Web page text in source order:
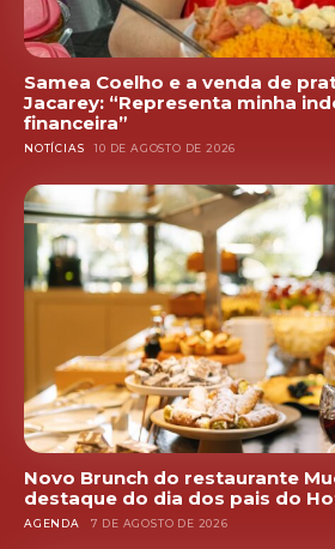
Samea Coelho e a venda de
Jacarey: “Representa minha
financeira”
NOTÍCIAS 10 DE AGOSTO DE 2026
Novo Brunch do restaurante
destaque do dia dos pais do
AGENDA 7 DE AGOSTO DE 2026